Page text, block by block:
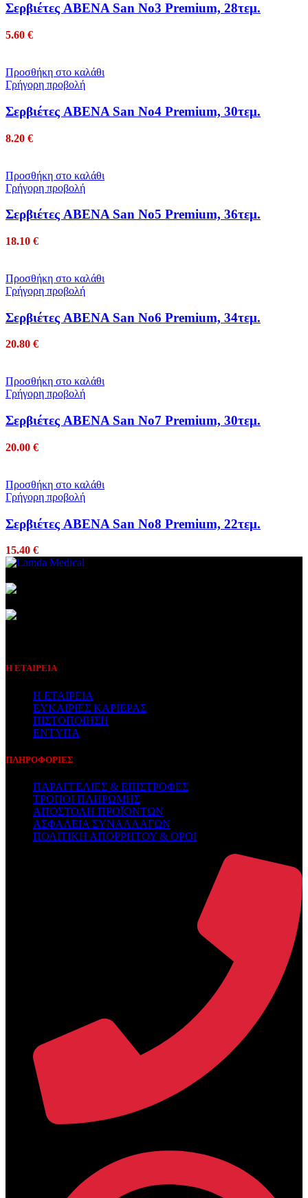
Σερβιέτες ABENA San No3 Premium, 28τεμ.
5.60 €
Προσθήκη στο καλάθι
Γρήγορη προβολή
Σερβιέτες ABENA San No4 Premium, 30τεμ.
8.20 €
Προσθήκη στο καλάθι
Γρήγορη προβολή
Σερβιέτες ABENA San No5 Premium, 36τεμ.
18.10 €
Προσθήκη στο καλάθι
Γρήγορη προβολή
Σερβιέτες ABENA San No6 Premium, 34τεμ.
20.80 €
Προσθήκη στο καλάθι
Γρήγορη προβολή
Σερβιέτες ABENA San No7 Premium, 30τεμ.
20.00 €
Προσθήκη στο καλάθι
Γρήγορη προβολή
Σερβιέτες ABENA San No8 Premium, 22τεμ.
15.40 €
Η ΕΤΑΙΡΕΙΑ
Η ΕΤΑΙΡΕΙΑ
ΕΥΚΑΙΡΙΕΣ ΚΑΡΙΕΡΑΣ
ΠΙΣΤΟΠΟΙΗΣΗ
ΕΝΤΥΠΑ
ΠΛΗΡΟΦΟΡΙΕΣ
ΠΑΡΑΓΓΕΛΙΕΣ & ΕΠΙΣΤΡΟΦΕΣ
ΤΡΟΠΟΙ ΠΛΗΡΩΜΗΣ
ΑΠΟΣΤΟΛΗ ΠΡΟΪΟΝΤΩΝ
ΑΣΦΑΛΕΙΑ ΣΥΝΑΛΛΑΓΩΝ
ΠΟΛΙΤΙΚΗ ΑΠΟΡΡΗΤΟΥ & ΟΡΟΙ